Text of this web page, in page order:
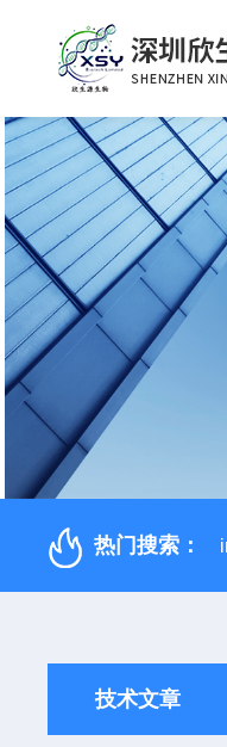
热门搜索：
技术文章